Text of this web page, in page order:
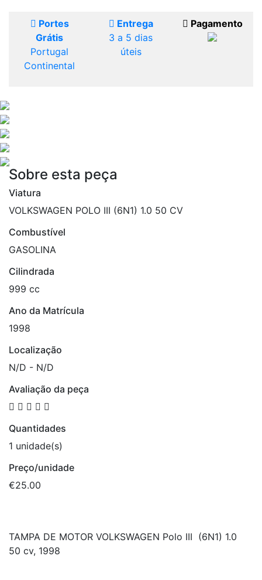
Portes
Grátis
Portugal
Continental
Entrega
3 a 5 dias
úteis
Pagamento
Sobre esta peça
Viatura
VOLKSWAGEN POLO III (6N1) 1.0 50 CV
Combustível
GASOLINA
Cilindrada
999 cc
Ano da Matrícula
1998
Localização
N/D - N/D
Avaliação da peça
Quantidades
1 unidade(s)
Preço/unidade
€25.00
TAMPA DE MOTOR VOLKSWAGEN Polo III (6N1) 1.0
50 cv, 1998